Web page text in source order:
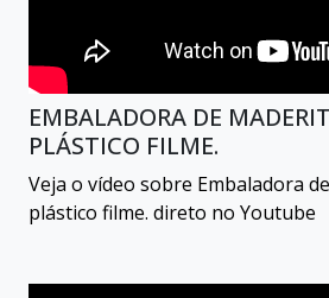
EMBALADORA DE
PLÁSTICO FILME.
Veja o vídeo sobre Embaladora
plástico filme. direto no Youtube